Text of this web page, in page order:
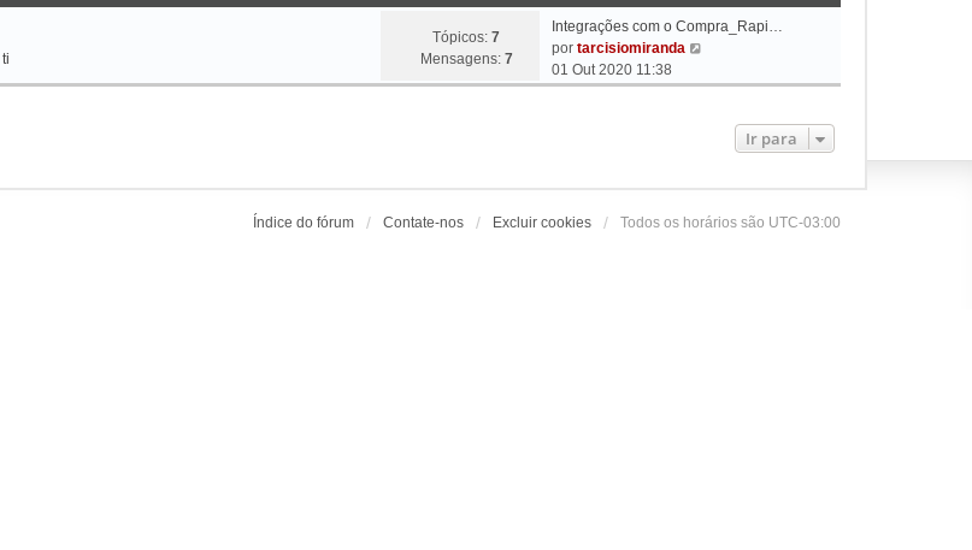
ti
Tópicos: 7
Mensagens: 7
Integrações com o Compra_Rapi…
por tarcisiomiranda
r
a
01 Out 2020 11:38
Ir para
Índice do fórum Contate-nos Excluir cookies Todos os horários são UTC-03:00